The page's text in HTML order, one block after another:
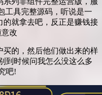
工具完整源码，听说是一
的就拿去吧，反正是赚钱接
改
买的，然后他们做出来的样
到时候问我怎么没这么多
吧!